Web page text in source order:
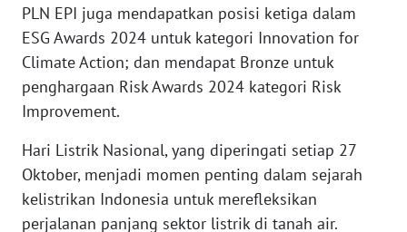
PLN EPI juga mendapatkan posisi ketiga dalam
ESG Awards 2024 untuk kategori Innovation for
Climate Action; dan mendapat Bronze untuk
penghargaan Risk Awards 2024 kategori Risk
Improvement.
Hari Listrik Nasional, yang diperingati setiap 27
Oktober, menjadi momen penting dalam sejarah
kelistrikan Indonesia untuk merefleksikan
perjalanan panjang sektor listrik di tanah air.
WN
SULTRA
NTB
WN
WN